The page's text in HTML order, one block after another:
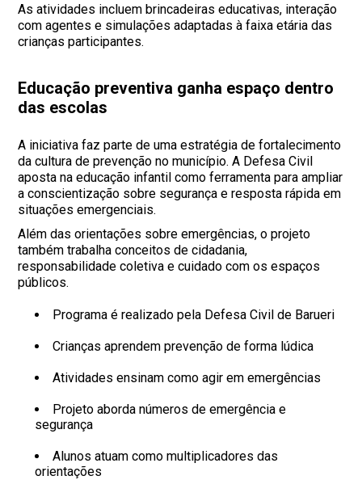
As atividades incluem brincadeiras educativas, interação
com agentes e simulações adaptadas à faixa etária das
crianças participantes.
Educação preventiva ganha espaço dentro
das escolas
A iniciativa faz parte de uma estratégia de fortalecimento
da cultura de prevenção no município. A Defesa Civil
aposta na educação infantil como ferramenta para ampliar
a conscientização sobre segurança e resposta rápida em
situações emergenciais.
Além das orientações sobre emergências, o projeto
também trabalha conceitos de cidadania,
responsabilidade coletiva e cuidado com os espaços
públicos.
Programa é realizado pela Defesa Civil de Barueri
Crianças aprendem prevenção de forma lúdica
Atividades ensinam como agir em emergências
Projeto aborda números de emergência e
segurança
Alunos atuam como multiplicadores das
orientações